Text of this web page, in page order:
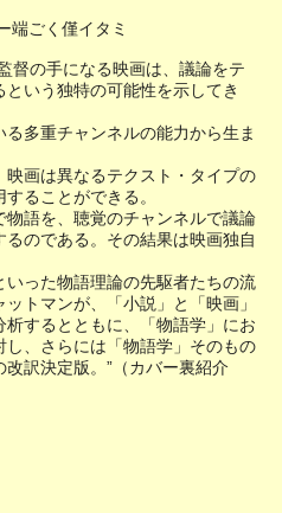
ごく僅イタミ
督の手になる映画は、議論をテ
いう独特の可能性を示してき
多重チャンネルの能力から生ま
画は異なるテクスト・タイプの
ることができる。
語を、聴覚のチャンネルで議論
のである。その結果は映画独自
った物語理論の先駆者たちの流
トマンが、「小説」と「映画」
するとともに、「物語学」にお
、さらには「物語学」そのもの
訳決定版。”（カバー裏紹介